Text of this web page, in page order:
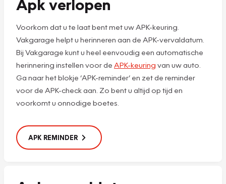
Apk verlopen
Voorkom dat u te laat bent met uw APK-keuring.
Vakgarage helpt u herinneren aan de APK-vervaldatum.
Bij Vakgarage kunt u heel eenvoudig een automatische
herinnering instellen voor de APK-keuring van uw auto.
Ga naar het blokje ‘APK-reminder’ en zet de reminder
voor de APK-check aan. Zo bent u altijd op tijd en
voorkomt u onnodige boetes.
APK REMINDER